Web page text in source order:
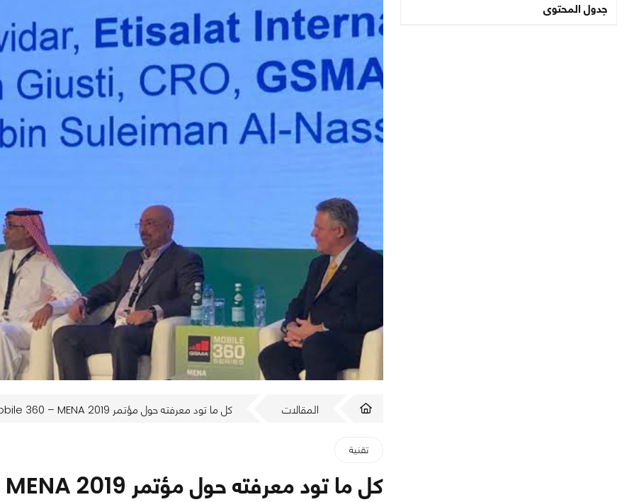
جدول المحتوى
المقالات كل ما تود معرفته حول مؤتمر GSMA Mobile 360 – MENA 2019
تقنية
كل ما تود معرفته حول مؤتمر GSMA Mobile 360 – MENA 2019